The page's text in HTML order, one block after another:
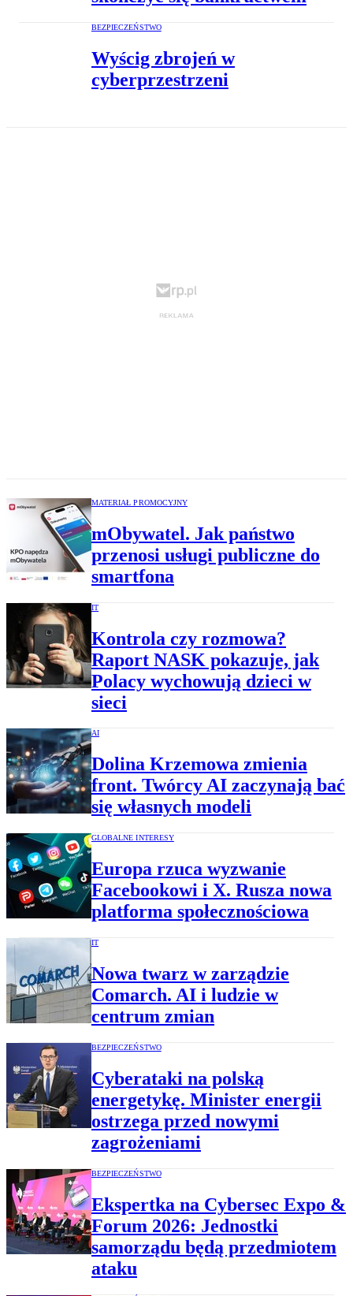
BEZPIECZEŃSTWO
Wyścig zbrojeń w
cyberprzestrzeni
MATERIAŁ PROMOCYJNY
mObywatel. Jak państwo
przenosi usługi publiczne do
smartfona
IT
Kontrola czy rozmowa?
Raport NASK pokazuje, jak
Polacy wychowują dzieci w
sieci
AI
Dolina Krzemowa zmienia
front. Twórcy AI zaczynają bać
się własnych modeli
GLOBALNE INTERESY
Europa rzuca wyzwanie
Facebookowi i X. Rusza nowa
platforma społecznościowa
IT
Nowa twarz w zarządzie
Comarch. AI i ludzie w
centrum zmian
BEZPIECZEŃSTWO
Cyberataki na polską
energetykę. Minister energii
ostrzega przed nowymi
zagrożeniami
BEZPIECZEŃSTWO
Ekspertka na Cybersec Expo &
Forum 2026: Jednostki
samorządu będą przedmiotem
ataku